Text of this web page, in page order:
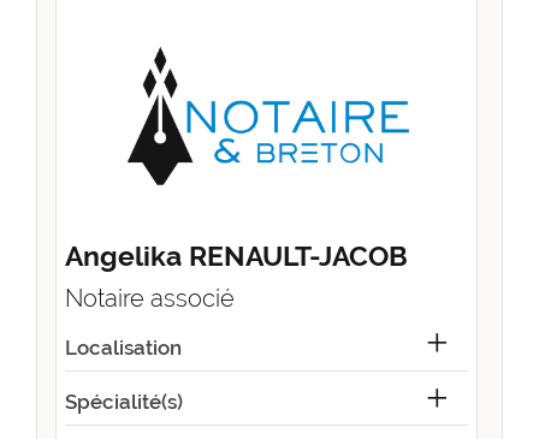
Angelika RENAULT-JACOB
Notaire associé
Localisation
Spécialité(s)